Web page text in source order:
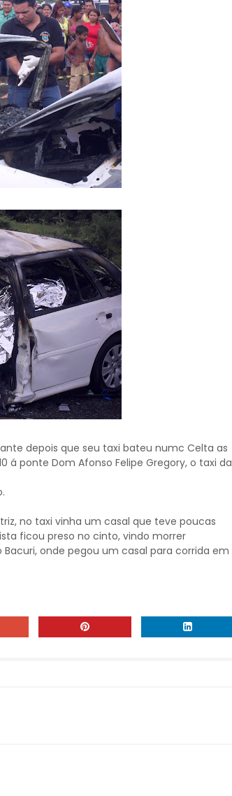
depois que seu taxi bateu numc Celta as
á ponte Dom Afonso Felipe Gregory, o taxi da
no taxi vinha um casal que teve poucas
ficou preso no cinto, vindo morrer
onde pegou um casal para corrida em